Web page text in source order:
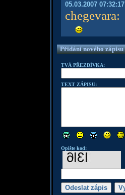
05.03.2007 07:32:17
chegevara:
Přidání nového zápisu
TVÁ PŘEZDÍVKA:
TEXT ZÁPISU:
Opište kod: